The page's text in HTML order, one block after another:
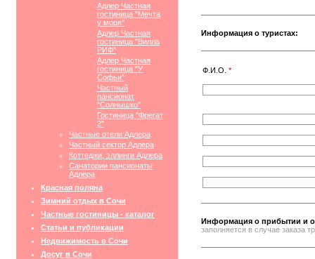
Адлер Частная
гостиница "Мечта
у моря"
Адлер Частная
гостиница "Вилла
РИФ"
Адлер Частная
гостиница "У
Софьи"
Частный
пансионат
"Солнышко"
Гостиница "Фрегат
2"
Частные отели Адлера
Частный сектор Адлера
Коттеджи, эллинги Адлера
Санатории пансионаты
Адлера
Красная поляна
Зимний отдых в Сочи
Частные гостиницы - каталог
Статьи и публикации
Недвижимость в Сочи
Досуг в Сочи
Информация о туристах:
Ф.И.О. *
Информация о прибытии и
заполняется в случае заказа